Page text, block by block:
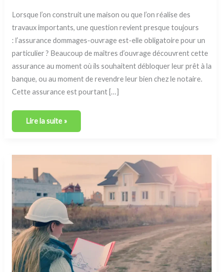
Lorsque l’on construit une maison ou que l’on réalise des
travaux importants, une question revient presque toujours
: l’assurance dommages-ouvrage est-elle obligatoire pour un
particulier ? Beaucoup de maîtres d’ouvrage découvrent cette
assurance au moment où ils souhaitent débloquer leur prêt à la
banque, ou au moment de revendre leur bien chez le notaire.
Cette assurance est pourtant […]
Lire la suite »
Quelles
obligatoires
lors
de
construction
ou
de
la
rénovation
lourde
d’un
bien ?